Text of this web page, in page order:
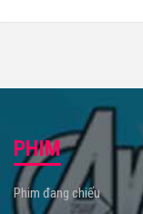
PHIM
Phim đang chiếu